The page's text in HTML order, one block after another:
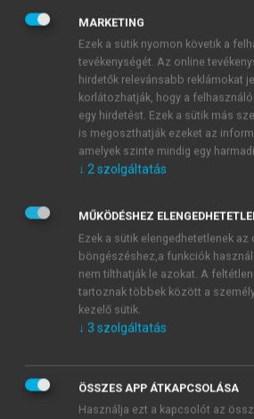
(IFRCRC) és ennek
Vöröskereszt vagy Vörös
Társaságbóláll. Kissé
fegyveres
közvetítőként és
tevékenykedik mint az
Egyezmények őrzője (guardian),
a természeti csapások utáni
nemzeti társaságok –
között – mindkét nemzetközi
együttműködhetnek.
MARKETING
Ezek a sütik nyomon követik a
tevékenységét. Az online
hirdetők relevánsabb reklámokat
korlátozhatják, hogy a
egy hirdetést. Ezek a sütik más
is megoszthatják ezeket az
amelyek szinte mindig egy
↓ 2szolgáltatás
MŰKÖDÉSHEZ
Ezek a sütik elengedhetetlenek
böngészéshez,a funkciók
nem tilthatják le azokat. A
tartoznak többek között a
kezelő sütik.
↓ 3 szolgáltatás
ÖSSZES APP ÁTKAPCSOLÁSA
Használja ezt a kapcsolót az